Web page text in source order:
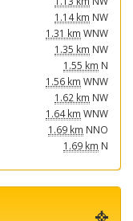
1.14 km NW
1.31 km WNW
1.35 km NW
1.55 km N
1.56 km WNW
1.62 km NW
1.64 km WNW
1.69 km NNO
1.69 km N